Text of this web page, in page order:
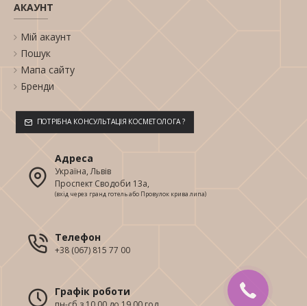
АКАУНТ
Мій акаунт
Пошук
Мапа сайту
Бренди
ПОТРІБНА КОНСУЛЬТАЦІЯ КОСМЕТОЛОГА ?
Адреса
Україна, Львів
Проспект Сводоби 13а,
(вхід через гранд готель або Провулок крива липа)
Телефон
+38 (067) 815 77 00
Графік роботи